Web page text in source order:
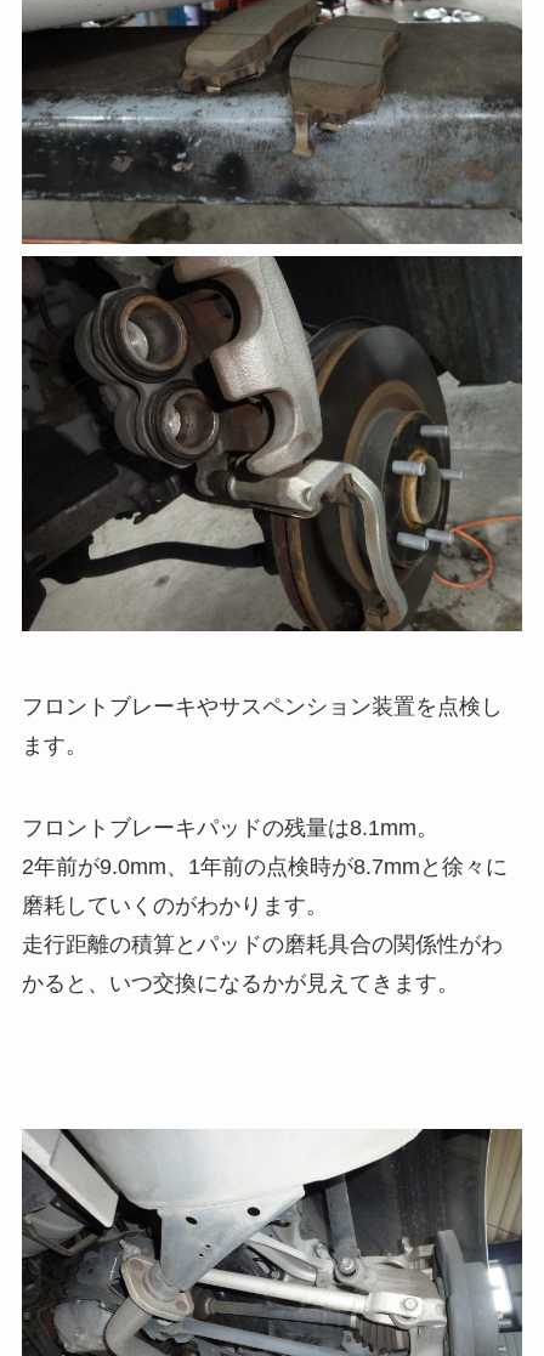
フロントブレーキやサスペンション装置を点検し
ます。
フロントブレーキパッドの残量は8.1mm。
2年前が9.0mm、1年前の点検時が8.7mmと徐々に
磨耗していくのがわかります。
走行距離の積算とパッドの磨耗具合の関係性がわ
かると、いつ交換になるかが見えてきます。